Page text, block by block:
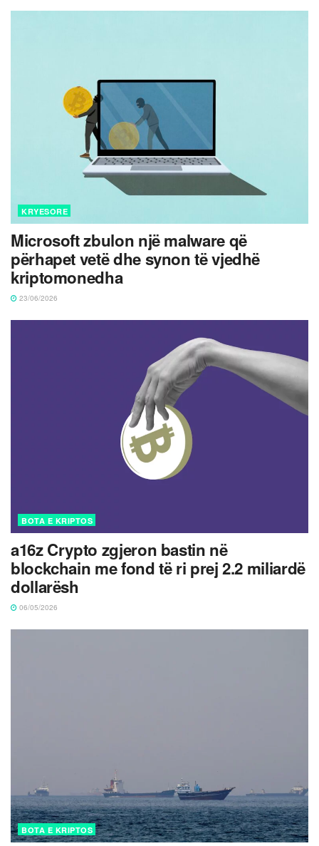
KRYESORE
Microsoft zbulon një malware që
përhapet vetë dhe synon të vjedhë
kriptomonedha
23/06/2026
BOTA E KRIPTOS
a16z Crypto zgjeron bastin në
blockchain me fond të ri prej 2.2 miliardë
dollarësh
06/05/2026
BOTA E KRIPTOS